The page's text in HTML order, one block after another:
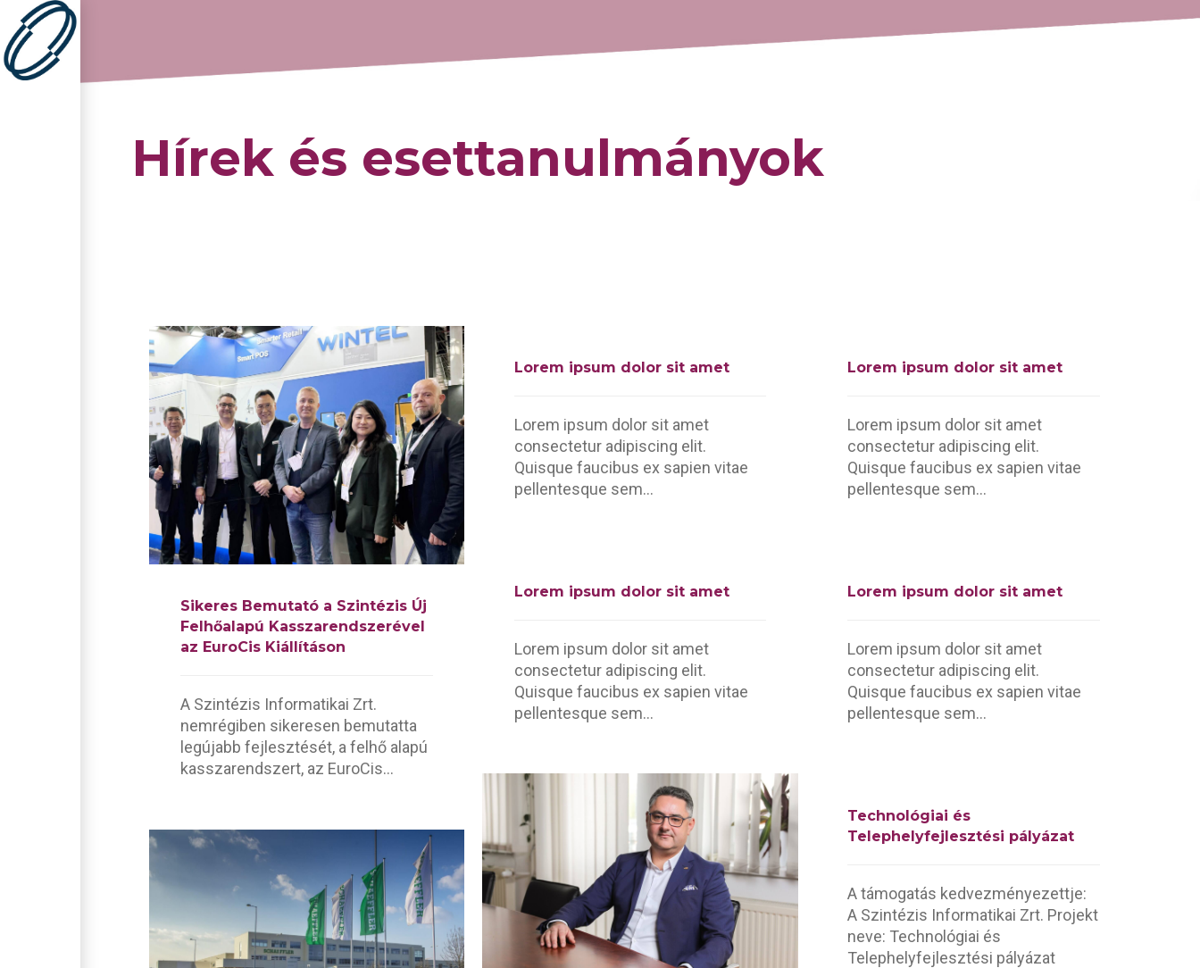
Hírek és esettanulmányok
Sikeres Bemutató a Szintézis Új
Felhőalapú Kasszarendszerével
az EuroCis Kiállításon
A Szintézis Informatikai Zrt.
nemrégiben sikeresen bemutatta
legújabb fejlesztését, a felhő alapú
kasszarendszert, az EuroCis...
Lorem ipsum dolor sit amet
Lorem ipsum dolor sit amet
consectetur adipiscing elit.
Quisque faucibus ex sapien vitae
pellentesque sem...
Lorem ipsum dolor sit amet
Lorem ipsum dolor sit amet
consectetur adipiscing elit.
Quisque faucibus ex sapien vitae
pellentesque sem...
Lorem ipsum dolor sit amet
Lorem ipsum dolor sit amet
consectetur adipiscing elit.
Quisque faucibus ex sapien vitae
pellentesque sem...
Lorem ipsum dolor sit amet
Lorem ipsum dolor sit amet
consectetur adipiscing elit.
Quisque faucibus ex sapien vitae
pellentesque sem...
Technológiai és
Telephelyfejlesztési pályázat
A támogatás kedvezményezettje:
A Szintézis Informatikai Zrt. Projekt
neve: Technológiai és
Telephelyfejlesztési pályázat